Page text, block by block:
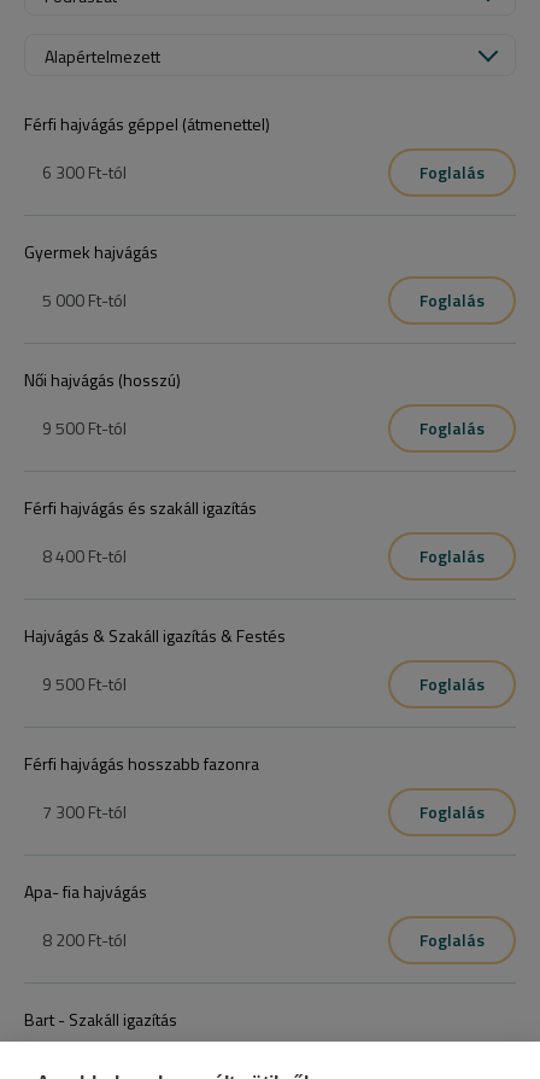
Alapértelmezett
Férfi hajvágás géppel (átmenettel)
6 300 Ft-tól Foglalás
Gyermek hajvágás
5 000 Ft-tól Foglalás
Női hajvágás (hosszú)
9 500 Ft-tól Foglalás
Férfi hajvágás és szakáll igazítás
8 400 Ft-tól Foglalás
Hajvágás & Szakáll igazítás & Festés
9 500 Ft-tól Foglalás
Férfi hajvágás hosszabb fazonra
7 300 Ft-tól Foglalás
Apa- fia hajvágás
8 200 Ft-tól Foglalás
Bart - Szakáll igazítás